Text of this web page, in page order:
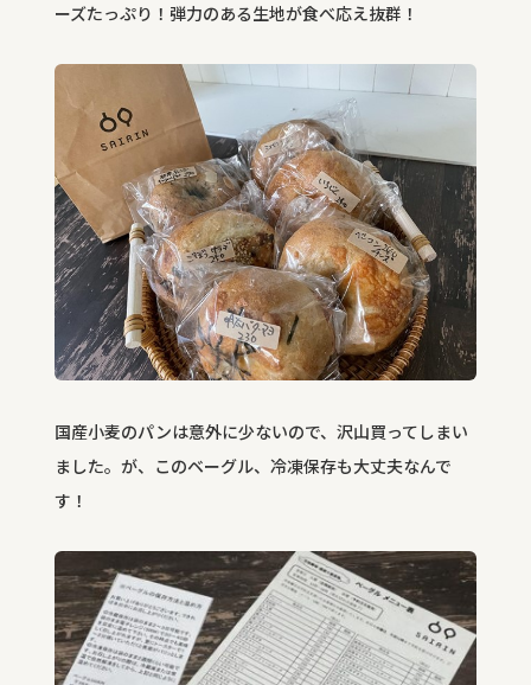
ーズたっぷり！弾力のある生地が食べ応え抜群！
国産小麦のパンは意外に少ないので、沢山買ってしまい
ました。が、このベーグル、冷凍保存も大丈夫なんで
す！